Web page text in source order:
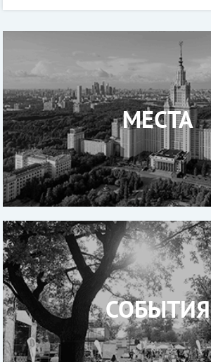
есть и те, о которых з
МЕСТА
СОБЫТИЯ